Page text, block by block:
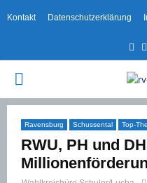
Kontakt Datenschutzerklärung
PRIMARY
MENU
Ravensburg Schussental Top-
RWU, PH und